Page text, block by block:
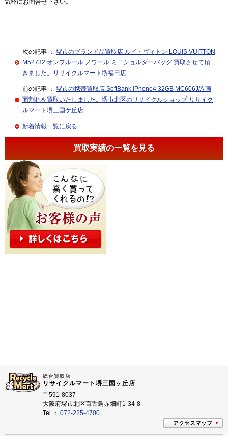
次の記事 ： 堺市のブランド品買取店 ルイ・ヴィトン LOUIS VUITTON
M52732 オンフルール ノワール ミニショルダーバッグ 買取させて頂
きました。リサイクルマート堺福田店
前の記事 ： 堺市の携帯買取店 SoftBank iPhone4 32GB MC606J/A 画
面割れを買取いたしました。堺市北区のリサイクルショップ リサイク
ルマート堺三国ケ丘店
新着情報一覧に戻る
買取実績の一覧を見る
総合買取店
リサイクルマート堺三国ヶ丘店
〒591-8037
大阪府堺市北区百舌鳥赤畑町1-34-8
Tel ： 072-225-4700